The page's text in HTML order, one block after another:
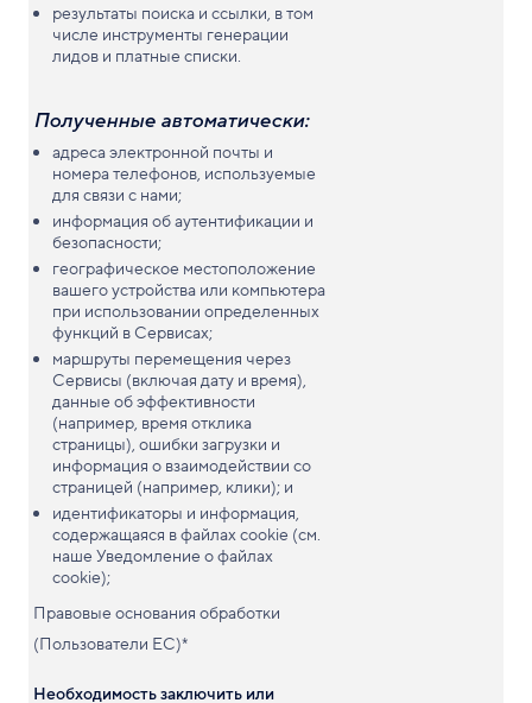
результаты поиска и ссылки, в том
числе инструменты генерации
лидов и платные списки.
Полученные автоматически:
адреса электронной почты и
номера телефонов, используемые
для связи с нами;
информация об аутентификации и
безопасности;
географическое местоположение
вашего устройства или компьютера
при использовании определенных
функций в Сервисах;
маршруты перемещения через
Сервисы (включая дату и время),
данные об эффективности
(например, время отклика
страницы), ошибки загрузки и
информация о взаимодействии со
страницей (например, клики); и
идентификаторы и информация,
содержащаяся в файлах cookie (см.
наше Уведомление о файлах
cookie);
Правовые основания обработки
(Пользователи ЕС)*
Необходимость заключить или